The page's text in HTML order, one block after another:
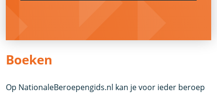
Boeken
Op NationaleBeroepengids.nl kan je voor ieder beroep